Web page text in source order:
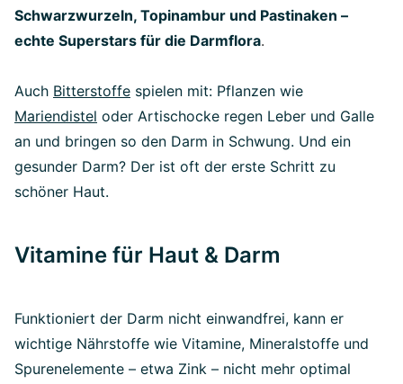
Schwarzwurzeln, Topinambur und Pastinaken –
echte Superstars für die Darmflora.
Auch Bitterstoffe spielen mit: Pflanzen wie
Mariendistel oder Artischocke regen Leber und Galle
an und bringen so den Darm in Schwung. Und ein
gesunder Darm? Der ist oft der erste Schritt zu
schöner Haut.
Vitamine für Haut & Darm
Funktioniert der Darm nicht einwandfrei, kann er
wichtige Nährstoffe wie Vitamine, Mineralstoffe und
Spurenelemente – etwa Zink – nicht mehr optimal